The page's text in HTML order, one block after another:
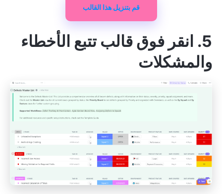
قم بتنزيل هذا القالب
5. انقر فوق قالب تتبع الأخطاء
والمشكلات